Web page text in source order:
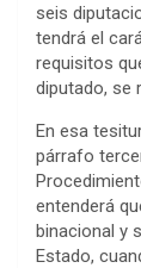
seis
tendrá el
requisitos
diputado, se
En esa
párrafo
entenderá
binacional y
Estado,